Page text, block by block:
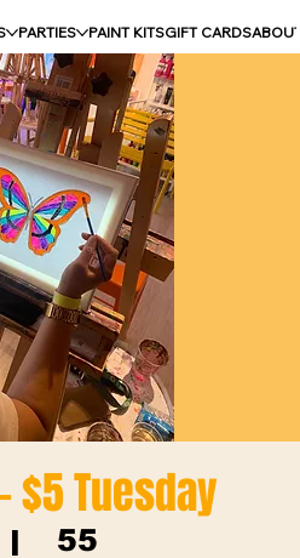
PARTIES PAINT KITSGIFT CARDS
$5 Tuesday
|
55